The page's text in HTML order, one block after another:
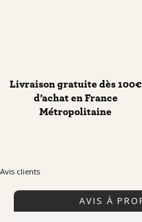
Livraison gratuite dès 100€
d’achat en France
Métropolitaine
Avis clients
AVIS À